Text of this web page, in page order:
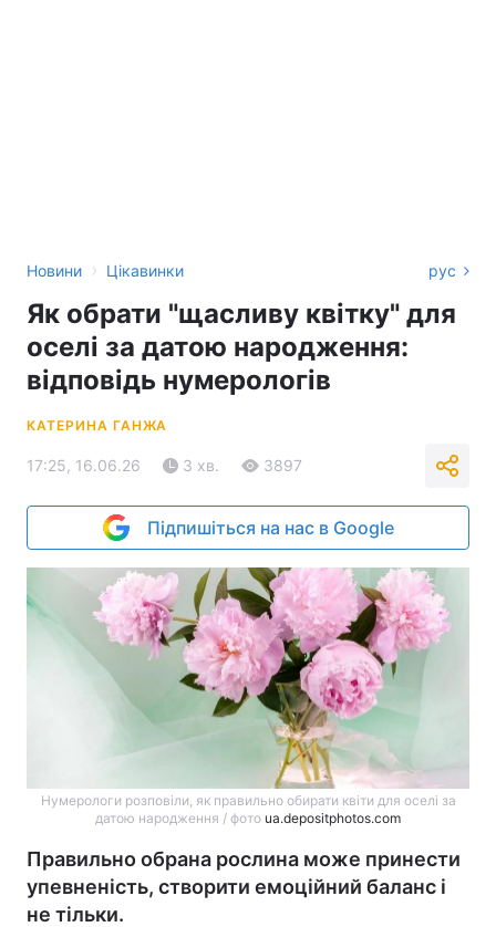
Новини › Цікавинки рус
Як обрати "щасливу квітку" для
оселі за датою народження:
відповідь нумерологів
КАТЕРИНА ГАНЖА
17:25, 16.06.26 3 хв. 3897
Підпишіться на нас в Google
Нумерологи розповіли, як правильно обирати квіти для оселі за
датою народження / фото ua.depositphotos.com
Правильно обрана рослина може принести
упевненість, створити емоційний баланс і
не тільки.